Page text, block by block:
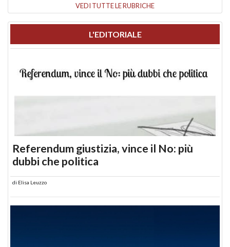
VEDI TUTTE LE RUBRICHE
L'EDITORIALE
Referendum giustizia, vince il No: più
dubbi che politica
di Elisa Leuzzo